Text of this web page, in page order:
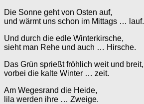
Die Sonne geht von Osten auf,
und wärmt uns schon im Mittags … lauf.
Und durch die edle Winterkirsche,
sieht man Rehe und auch … Hirsche.
Das Grün sprießt fröhlich weit und breit,
vorbei die kalte Winter … zeit.
Am Wegesrand die Heide,
lila werden ihre … Zweige.